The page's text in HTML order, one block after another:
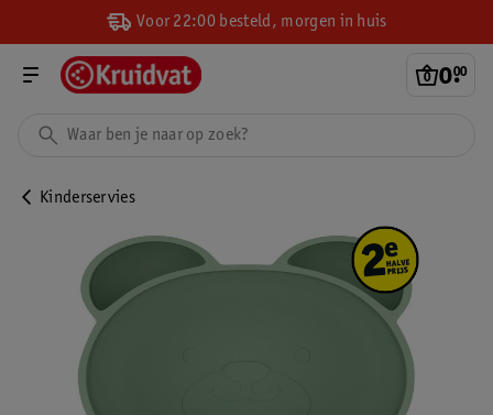
Voor 22:00 besteld, morgen in huis
0.
00
Kinderservies